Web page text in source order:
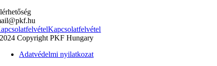
Kapcsolatfelvétel
2024 Copyright PKF Hungary
Adatvédelmi nyilatkozat